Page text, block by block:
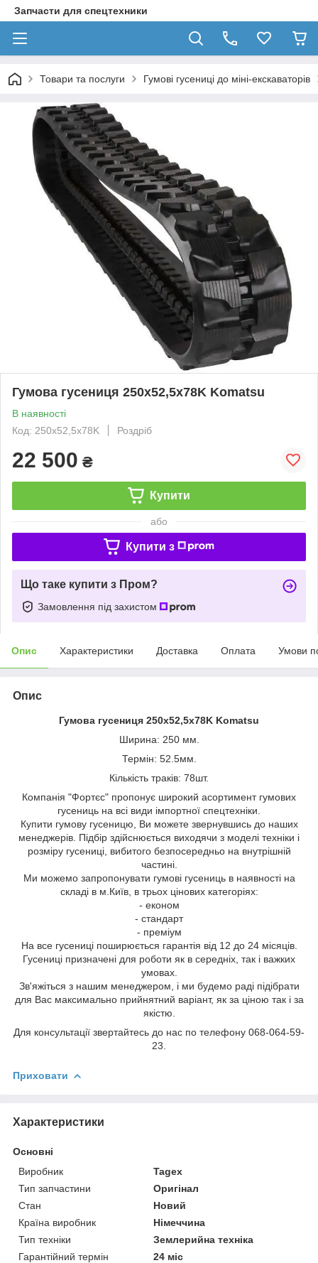
Запчасти для спецтехники
Товари та послуги Гумові гусениці до міні-екскаваторів
Гумова гусениця 250х52,5х78K Komatsu
В наявності
Код: 250х52,5х78K
Роздріб
22 500 ₴
Купити
або
Купити з
Що таке купити з Пром?
Замовлення під захистом
Опис Характеристики Доставка Оплата Умови
Опис
Гумова гусениця 250х52,5х78K Komatsu
Ширина: 250 мм.
Термін: 52.5мм.
Кількість траків: 78шт.
Компанія "Фортєс" пропонує широкий асортимент гумових
гусениць на всі види імпортної спецтехніки.
Купити гумову гусеницю, Ви можете звернувшись до наших
менеджерів. Підбір здійснюється виходячи з моделі техніки і
розміру гусениці, вибитого безпосередньо на внутрішній
частині.
Ми можемо запропонувати гумові гусениць в наявності на
складі в м.Київ, в трьох цінових категоріях:
- економ
- стандарт
- преміум
На все гусениці поширюється гарантія від 12 до 24 місяців.
Гусениці призначені для роботи як в середніх, так і важких
умовах.
Зв'яжіться з нашим менеджером, і ми будемо раді підібрати
для Вас максимально прийнятний варіант, як за ціною так і за
якістю.
Для консультації звертайтесь до нас по телефону 068-064-59-
23.
Приховати
Характеристики
Основні
Виробник
Tagex
Тип запчастини
Оригінал
Стан
Новий
Країна виробник
Німеччина
Тип техніки
Землерийна техніка
Гарантійний термін
24 міс